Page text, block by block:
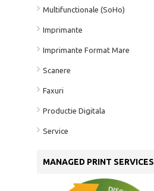
Multifunctionale (SoHo)
Imprimante
Imprimante Format Mare
Scanere
Faxuri
Productie Digitala
Service
MANAGED PRINT SERVICES